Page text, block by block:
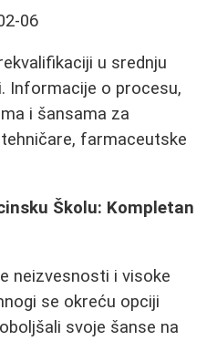
06
u srednju
Informacije o procesu,
i šansama za
farmaceutske
Školu: Kompletan
neizvesnosti i visoke
se okreću opciji
svoje šanse na